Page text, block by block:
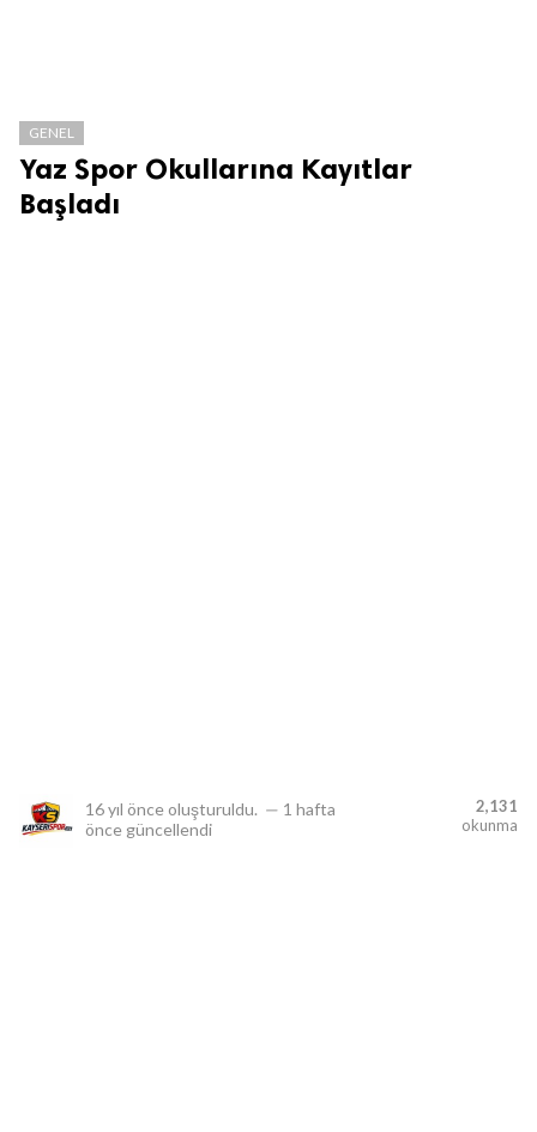
GENEL
Yaz Spor Okullarına Kayıtlar
Başladı
16 yıl önce oluşturuldu. — 1 hafta
önce güncellendi
2,131
okunma